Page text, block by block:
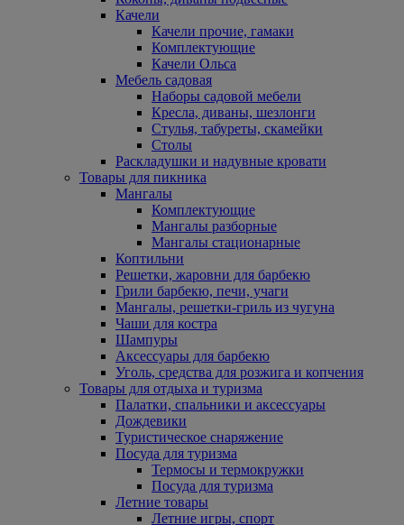
Качели
Качели прочие, гамаки
Комплектующие
Качели Ольса
Мебель садовая
Наборы садовой мебели
Кресла, диваны, шезлонги
Стулья, табуреты, скамейки
Столы
Раскладушки и надувные кровати
Товары для пикника
Мангалы
Комплектующие
Мангалы разборные
Мангалы стационарные
Коптильни
Решетки, жаровни для барбекю
Грили барбекю, печи, учаги
Мангалы, решетки-гриль из чугуна
Чаши для костра
Шампуры
Аксессуары для барбекю
Уголь, средства для розжига и копчения
Товары для отдыха и туризма
Палатки, спальники и аксессуары
Дождевики
Туристическое снаряжение
Посуда для туризма
Термосы и термокружки
Посуда для туризма
Летние товары
Летние игры, спорт